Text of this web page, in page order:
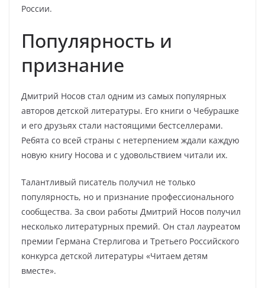
России.
Популярность и
признание
Дмитрий Носов стал одним из самых популярных
авторов детской литературы. Его книги о Чебурашке
и его друзьях стали настоящими бестселлерами.
Ребята со всей страны с нетерпением ждали каждую
новую книгу Носова и с удовольствием читали их.
Талантливый писатель получил не только
популярность, но и признание профессионального
сообщества. За свои работы Дмитрий Носов получил
несколько литературных премий. Он стал лауреатом
премии Германа Стерлигова и Третьего Российского
конкурса детской литературы «Читаем детям
вместе».